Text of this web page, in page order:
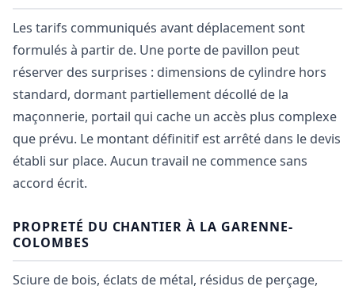
Les tarifs communiqués avant déplacement sont
formulés à partir de. Une porte de pavillon peut
réserver des surprises : dimensions de cylindre hors
standard, dormant partiellement décollé de la
maçonnerie, portail qui cache un accès plus complexe
que prévu. Le montant définitif est arrêté dans le devis
établi sur place. Aucun travail ne commence sans
accord écrit.
PROPRETÉ DU CHANTIER À LA GARENNE-
COLOMBES
Sciure de bois, éclats de métal, résidus de perçage,